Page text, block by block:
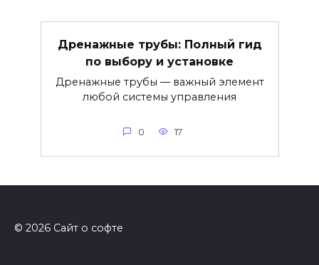
Дренажные трубы: Полный гид
по выбору и установке
Дренажные трубы — важный элемент
любой системы управления
0 17
© 2026 Сайт о софте